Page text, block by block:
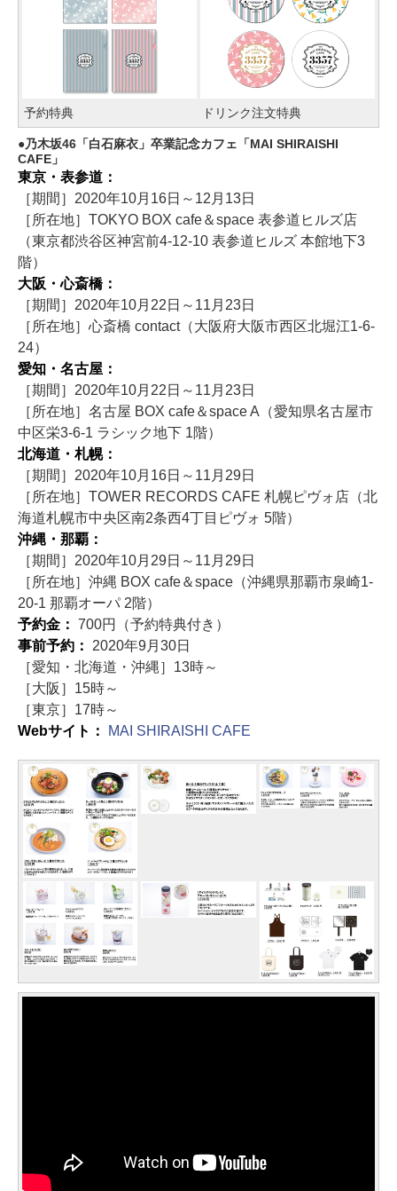
予約特典 ドリンク注文特典
乃木坂46「白石麻衣」卒業記念カフェ「MAI SHIRAISHI
CAFE」
東京・表参道：
［期間］2020年10月16日～12月13日
［所在地］TOKYO BOX cafe＆space 表参道ヒルズ店
（東京都渋谷区神宮前4-12-10 表参道ヒルズ 本館地下3
階）
大阪・心斎橋：
［期間］2020年10月22日～11月23日
［所在地］心斎橋 contact（大阪府大阪市西区北堀江1-6-
24）
愛知・名古屋：
［期間］2020年10月22日～11月23日
［所在地］名古屋 BOX cafe＆space A（愛知県名古屋市
中区栄3-6-1 ラシック地下 1階）
北海道・札幌：
［期間］2020年10月16日～11月29日
［所在地］TOWER RECORDS CAFE 札幌ピヴォ店（北
海道札幌市中央区南2条西4丁目ピヴォ 5階）
沖縄・那覇：
［期間］2020年10月29日～11月29日
［所在地］沖縄 BOX cafe＆space（沖縄県那覇市泉崎1-
20-1 那覇オーパ 2階）
予約金： 700円（予約特典付き）
事前予約： 2020年9月30日
［愛知・北海道・沖縄］13時～
［大阪］15時～
［東京］17時～
Webサイト：
MAI SHIRAISHI CAFE